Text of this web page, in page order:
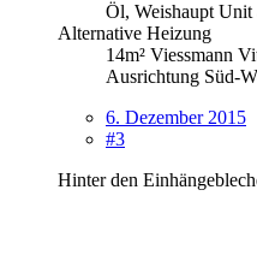
Öl, Weishaupt Unit
Alternative Heizung
14m² Viessmann
Ausrichtung Süd-
6. Dezember 2015
#3
Hinter den